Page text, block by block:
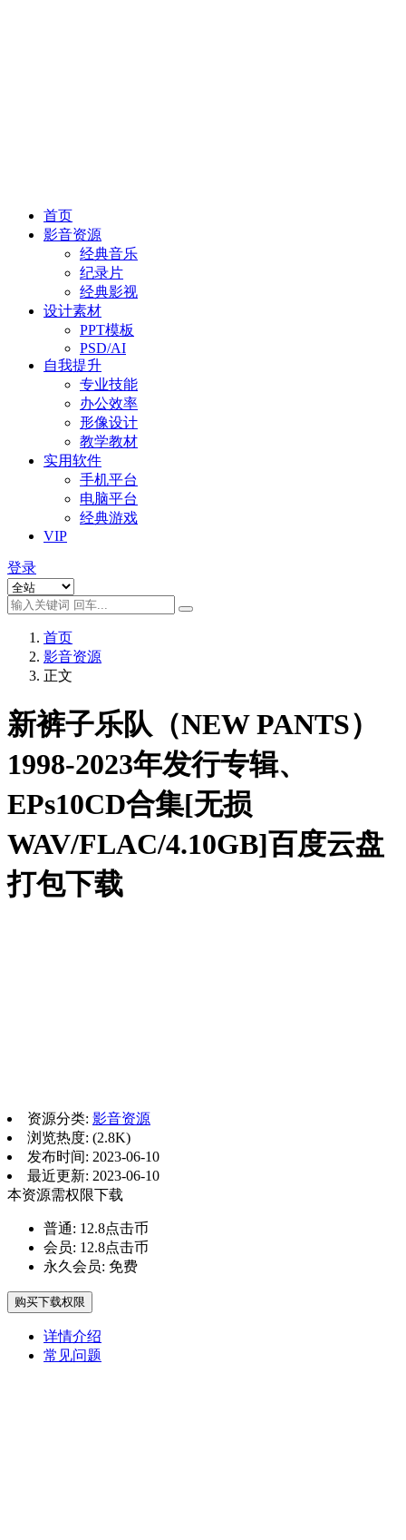
首页
影音资源
经典音乐
纪录片
经典影视
设计素材
PPT模板
PSD/AI
自我提升
专业技能
办公效率
形像设计
教学教材
实用软件
手机平台
电脑平台
经典游戏
VIP
登录
首页
影音资源
正文
新裤子乐队（NEW PANTS）
1998-2023年发行专辑、
EPs10CD合集[无损
WAV/FLAC/4.10GB]百度云盘
打包下载
资源分类: 影音资源
浏览热度: (2.8K)
发布时间: 2023-06-10
最近更新: 2023-06-10
本资源需权限下载
普通: 12.8点击币
会员: 12.8点击币
永久会员: 免费
购买下载权限
详情介绍
常见问题